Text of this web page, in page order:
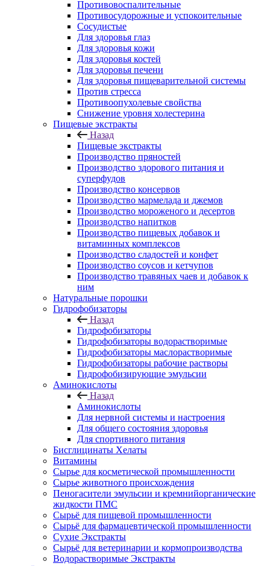
Противовоспалительные
Противосудорожные и успокоительные
Сосудистые
Для здоровья глаз
Для здоровья кожи
Для здоровья костей
Для здоровья печени
Для здоровья пищеварительной системы
Против стресса
Противоопухолевые свойства
Снижение уровня холестерина
Пищевые экстракты
Назад
Пищевые экстракты
Производство пряностей
Производство здорового питания и
суперфудов
Производство консервов
Производство мармелада и джемов
Производство мороженого и десертов
Производство напитков
Производство пищевых добавок и
витаминных комплексов
Производство сладостей и конфет
Производство соусов и кетчупов
Производство травяных чаев и добавок к
ним
Натуральные порошки
Гидрофобизаторы
Назад
Гидрофобизаторы
Гидрофобизаторы водорастворимые
Гидрофобизаторы маслорастворимые
Гидрофобизаторы рабочие растворы
Гидрофобизирующие эмульсии
Аминокислоты
Назад
Аминокислоты
Для нервной системы и настроения
Для общего состояния здоровья
Для спортивного питания
Бисглицинаты Хелаты
Витамины
Сырье для косметической промышленности
Сырье животного происхождения
Пеногасители эмульсии и кремнийорганические
жидкости ПМС
Сырьё для пищевой промышленности
Сырьё для фармацевтической промышленности
Сухие Экстракты
Сырьё для ветеринарии и кормопроизводства
Водорастворимые Экстракты